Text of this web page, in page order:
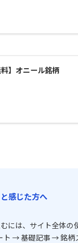
料】オニール銘柄
感じた方へ
には、サイト全体の
→ 基礎記事 → 銘柄